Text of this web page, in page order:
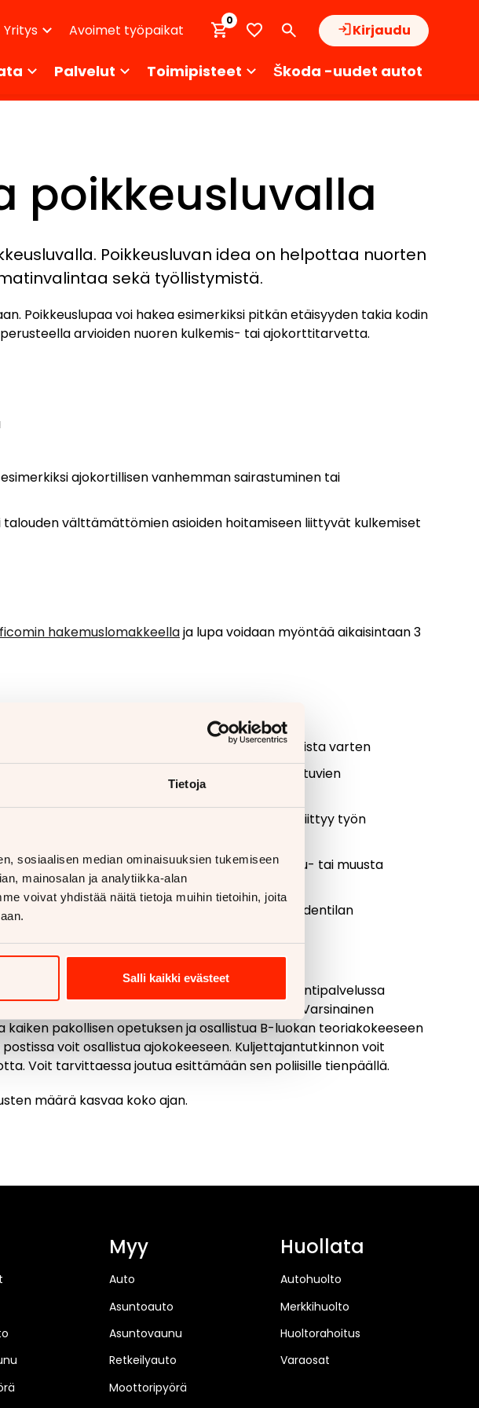
Tietoja
sosiaalisen median ominaisuuksien tukemiseen
mainosalan ja analytiikka-alan
voivat yhdistää näitä tietoja muihin tietoihin, joita
Salli kaikki evästeet
Yritys Avoimet työpaikat Kirjaudu
0
Palvelut Toimipisteet Škoda -uudet autot
poikkeusluvalla
Poikkeusluvan idea on helpottaa nuorten
sekä työllistymistä.
Poikkeuslupaa voi hakea esimerkiksi pitkän etäisyyden takia kodin
arvioiden nuoren kulkemis- tai ajokorttitarvetta.
ajokortillisen vanhemman sairastuminen tai
välttämättömien asioiden hoitamiseen liittyvät kulkemiset
hakemuslomakkeellaja lupa voidaan myöntää aikaisintaan 3
tai puuttuvien joukkoliikenneyhteyksien
kuuluvaa työharjoittelua tai työpaikalla oppimista varten
työmatkojen kulkemiseen etäisyyden tai puuttuvien
tai työharjoittelua varten ja ajokorttitarve liittyy työn
säännöllisestä ja tavoitteellisesta urheilu- tai muusta
ilmenee hakijan tai hänen läheisensä terveydentilan
selvitys tilanteesta ja tarpeesta)
liitteiden toimittaminen. Näet Traficomin asiointipalvelussa
lähetetään asiakkaalle, kun päätös on tehty. Varsinainen
pakollisen opetuksen ja osallistua B-luokan teoriakokeeseen
voit osallistua ajokokeeseen. Kuljettajantutkinnon voit
Voit tarvittaessa joutua esittämään sen poliisille tienpäällä.
määrä kasvaa koko ajan.
Myy
Auto
Asuntoauto
Asuntovaunu
Retkeilyauto
Moottoripyörä
Huollata
Autohuolto
Merkkihuolto
Huoltorahoitus
Varaosat